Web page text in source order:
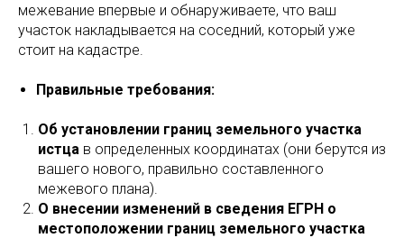
межевание впервые и обнаруживаете, что ваш
участок накладывается на соседний, который уже
стоит на кадастре.
Правильные требования:
Об установлении границ земельного участка
истца в определенных координатах (они берутся из
вашего нового, правильно составленного
межевого плана).
О внесении изменений в сведения ЕГРН о
местоположении границ земельного участка